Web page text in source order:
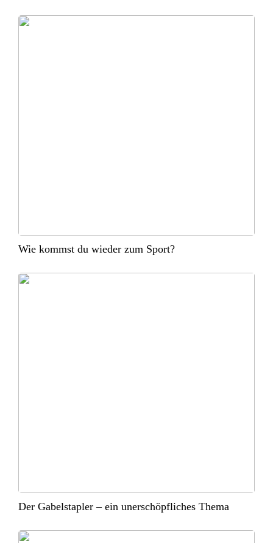
Wie kommst du wieder zum Sport?
Der Gabelstapler – ein unerschöpfliches Thema